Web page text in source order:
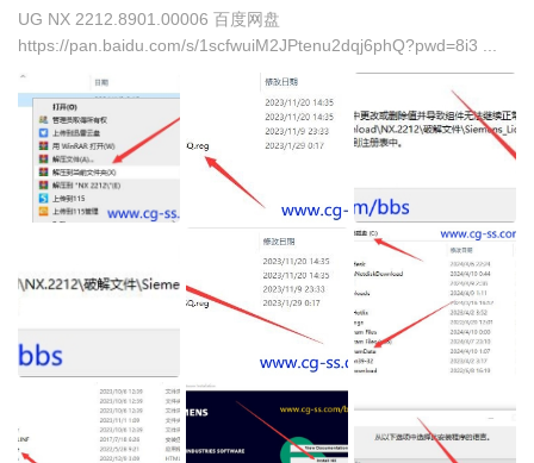
UG NX 2212.8901.00006 百度网盘
https://pan.baidu.com/s/1scfwuiM2JPtenu2dqj6phQ?pwd=8i3 ...